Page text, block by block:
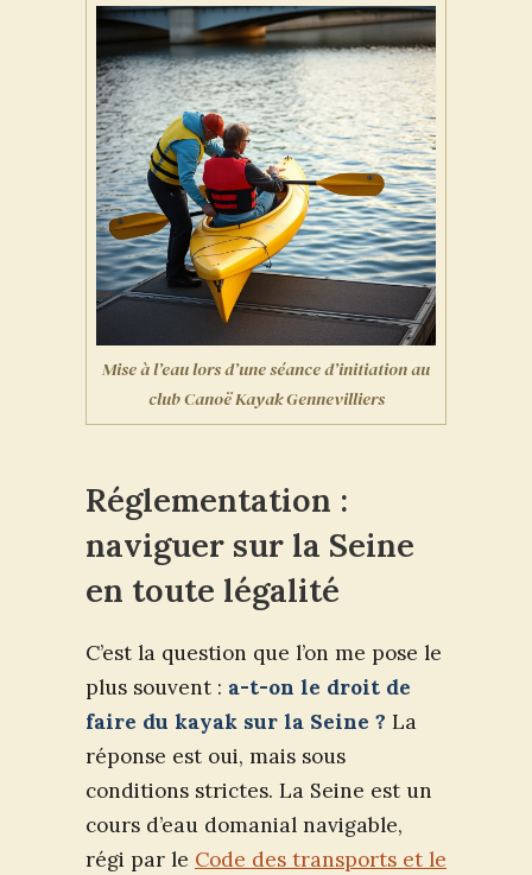
Mise à l’eau lors d’une séance d’initiation au
club Canoë Kayak Gennevilliers
Réglementation :
naviguer sur la Seine
en toute légalité
C’est la question que l’on me pose le
plus souvent : a-t-on le droit de
faire du kayak sur la Seine ? La
réponse est oui, mais sous
conditions strictes. La Seine est un
cours d’eau domanial navigable,
régi par le Code des transports et le